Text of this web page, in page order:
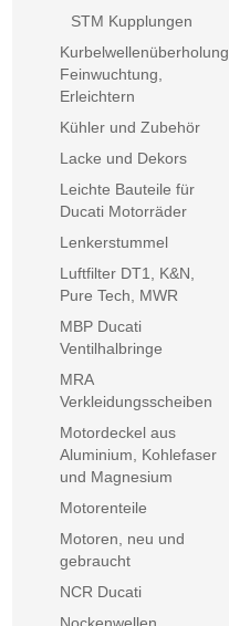
STM Kupplungen
Kurbelwellenüberholung,
Feinwuchtung,
Erleichtern
Kühler und Zubehör
Lacke und Dekors
Leichte Bauteile für
Ducati Motorräder
Lenkerstummel
Luftfilter DT1, K&N,
Pure Tech, MWR
MBP Ducati
Ventilhalbringe
MRA
Verkleidungsscheiben
Motordeckel aus
Aluminium, Kohlefaser
und Magnesium
Motorenteile
Motoren, neu und
gebraucht
NCR Ducati